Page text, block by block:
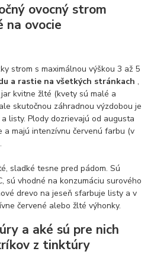
ovocný strom
na ovocie
strom s maximálnou výškou 3 až 5
a rastie na všetkých stránkach,
kvitne žlté (kvety sú malé a
skutočnou záhradnou výzdobou je
listy. Plody dozrievajú od augusta
a majú intenzívnu červenú farbu (v
sladké tesne pred pádom. Sú
sú vhodné na konzumáciu surového
drevo na jeseň sfarbuje listy a v
červené alebo žlté výhonky.
a aké sú pre nich
z tinktúry